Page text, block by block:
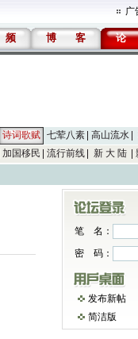
广
频 博 客 论
诗词歌赋 七荤八素 高山流水
加国移民 流行前线 新 大 陆
笔 名：
密 码：
发布新帖
简洁版